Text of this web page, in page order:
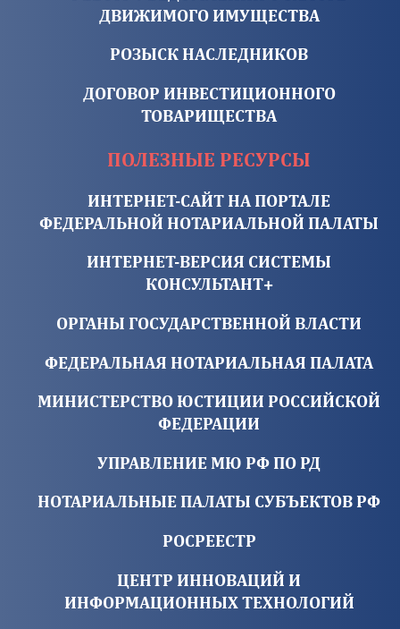
ДВИЖИМОГО ИМУЩЕСТВА
РОЗЫСК НАСЛЕДНИКОВ
ДОГОВОР ИНВЕСТИЦИОННОГО
ТОВАРИЩЕСТВА
ПОЛЕЗНЫЕ РЕСУРСЫ
ИНТЕРНЕТ-САЙТ НА ПОРТАЛЕ
ФЕДЕРАЛЬНОЙ НОТАРИАЛЬНОЙ ПАЛАТЫ
ИНТЕРНЕТ-ВЕРСИЯ СИСТЕМЫ
КОНСУЛЬТАНТ+
ОРГАНЫ ГОСУДАРСТВЕННОЙ ВЛАСТИ
ФЕДЕРАЛЬНАЯ НОТАРИАЛЬНАЯ ПАЛАТА
МИНИСТЕРСТВО ЮСТИЦИИ РОССИЙСКОЙ
ФЕДЕРАЦИИ
УПРАВЛЕНИЕ МЮ РФ ПО РД
НОТАРИАЛЬНЫЕ ПАЛАТЫ СУБЪЕКТОВ РФ
РОСРЕЕСТР
ЦЕНТР ИННОВАЦИЙ И
ИНФОРМАЦИОННЫХ ТЕХНОЛОГИЙ